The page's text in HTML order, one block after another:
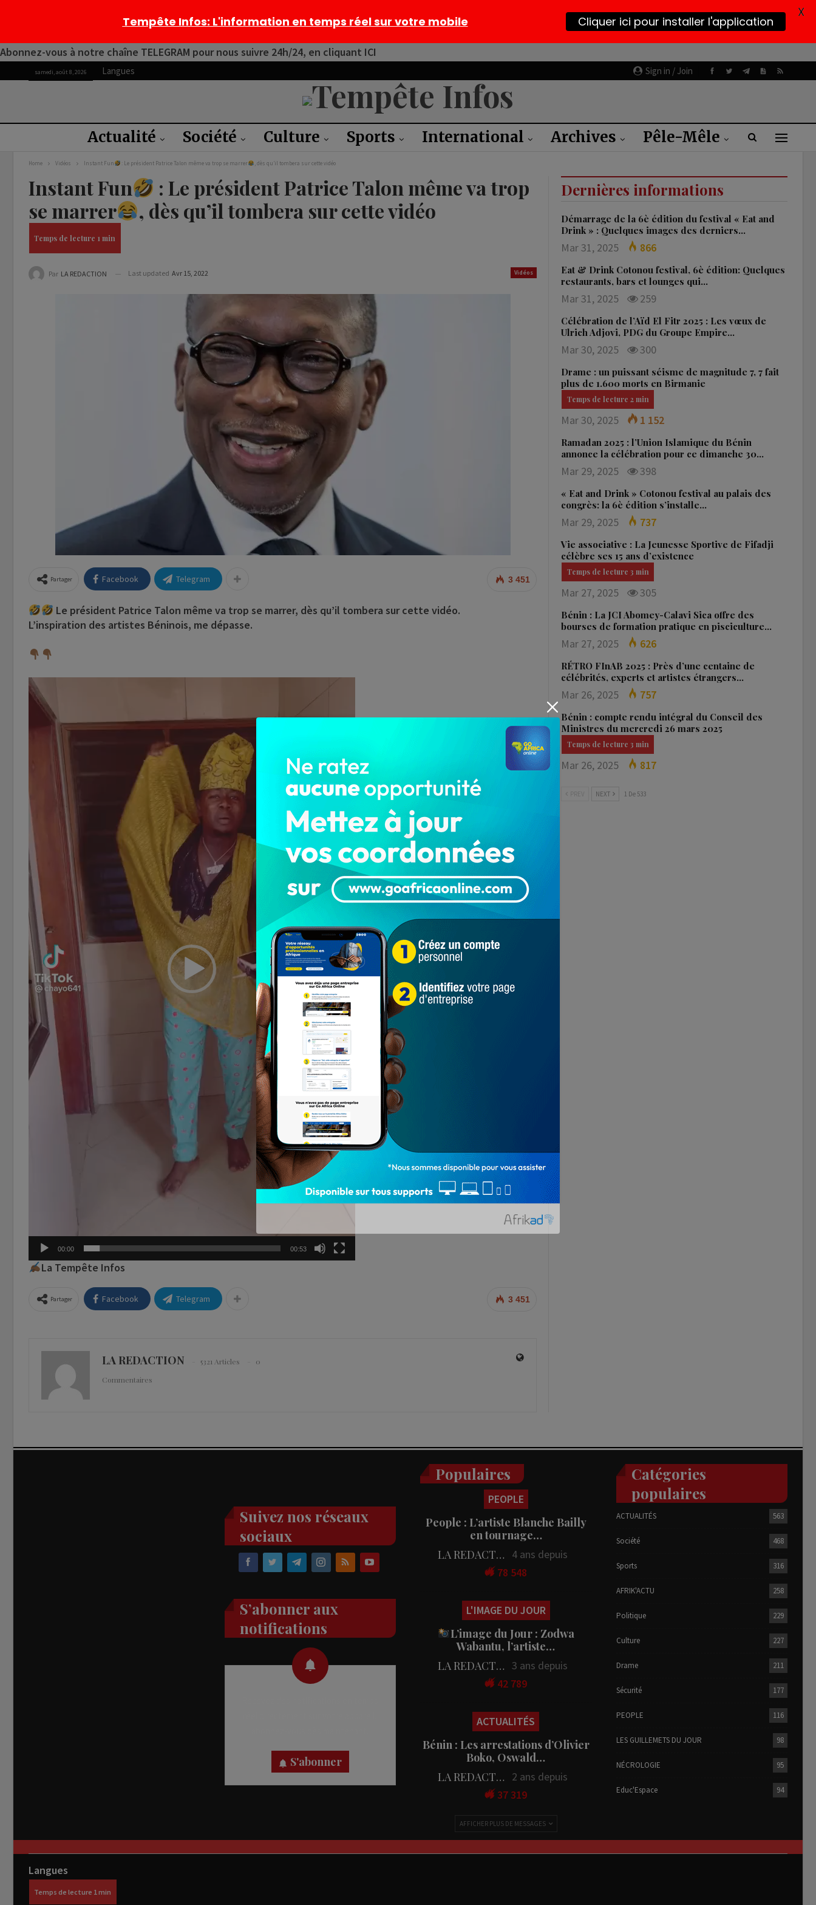
Abonnez-vous à notre chaîne TELEGRAM pour nous suivre 24h/24, en cliquant ICI
Sign in / Join
samedi, août 8, 2026 Langues
Actualité Société Culture Sports International Archives Pêle-Mêle
Home Vidéos Instant Fun : Le président Patrice Talon même va trop se marrer , dès qu’il tombera sur cette vidéo
Instant Fun
: Le président Patrice Talon même va trop
se marrer
, dès qu’il tombera sur cette vidéo
Vidéos
Par LA REDACTION Last updated Avr 15, 2022
3 451
Partager Facebook Telegram
Le président Patrice Talon même va trop se marrer, dès qu’il tombera sur cette vidéo.
L’inspiration des artistes Béninois, me dépasse.
Lecteur
vidéo
00:00 00:53
La Tempête Infos
3 451
Partager Facebook Telegram
LA REDACTION 5321 Articles
0
Commentaires
Dernières informations
Démarrage de la 6è édition du festival « Eat and
Drink » : Quelques images des derniers…
Mar 31, 2025 866
Eat & Drink Cotonou festival, 6è édition: Quelques
restaurants, bars et lounges qui…
Mar 31, 2025 259
Célébration de l’Aïd El Fitr 2025 : Les vœux de
Ulrich Adjovi, PDG du Groupe Empire…
Mar 30, 2025 300
Drame : un puissant séisme de magnitude 7, 7 fait
plus de 1.600 morts en Birmanie
Mar 30, 2025 1 152
Ramadan 2025 : l’Union Islamique du Bénin
annonce la célébration pour ce dimanche 30…
Mar 29, 2025 398
« Eat and Drink » Cotonou festival au palais des
congrès: la 6è édition s’installe…
Mar 29, 2025 737
Vie associative : La Jeunesse Sportive de Fifadji
célèbre ses 15 ans d’existence
Mar 27, 2025 305
Bénin : La JCI Abomey-Calavi Sica offre des
bourses de formation pratique en pisciculture…
Mar 27, 2025 626
RÉTRO FInAB 2025 : Près d’une centaine de
célébrités, experts et artistes étrangers…
Mar 26, 2025 757
Bénin : compte rendu intégral du Conseil des
Ministres du mercredi 26 mars 2025
Mar 26, 2025 817
NEXT 1 De 533
Suivez nos réseaux
sociaux
S’abonner aux
notifications
S'abonner
Populaires
PEOPLE
People : L’artiste Blanche Bailly
en tournage…
LA REDACTION
4 ans depuis
78 548
L'IMAGE DU JOUR
L’image du Jour : Zodwa
Wabantu, l’artiste…
LA REDACTION 3 ans depuis
42 789
ACTUALITÉS
Bénin : Les arrestations d’Olivier
Boko, Oswald…
LA REDACTION
2 ans depuis
37 319
AFFICHER PLUS DE MESSAGES
Catégories
populaires
ACTUALITÉS 563
Société 468
Sports 316
AFRIK'ACTU 258
Politique 229
Culture 227
Drame 211
Sécurité 177
PEOPLE 116
LES GUILLEMETS DU JOUR 98
NÉCROLOGIE 95
Educ'Espace 94
Langues
Tempête Infos: L'information en temps réel sur votre mobile Cliquer ici pour installer l'application X